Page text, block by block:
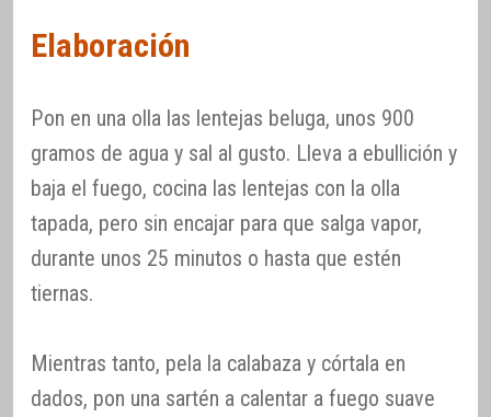
Elaboración
Pon en una olla las lentejas beluga, unos 900
gramos de agua y sal al gusto. Lleva a ebullición y
baja el fuego, cocina las lentejas con la olla
tapada, pero sin encajar para que salga vapor,
durante unos 25 minutos o hasta que estén
tiernas.
Mientras tanto, pela la calabaza y córtala en
dados, pon una sartén a calentar a fuego suave